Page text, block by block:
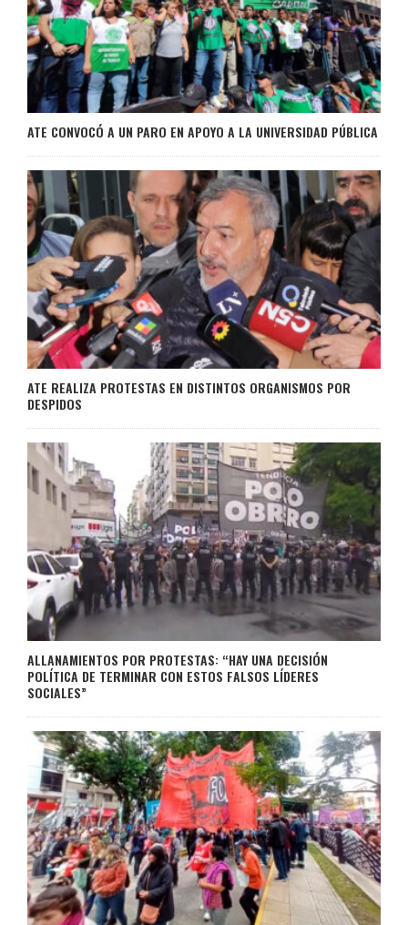
ATE CONVOCÓ A UN PARO EN APOYO A LA UNIVERSIDAD PÚBLICA
ATE REALIZA PROTESTAS EN DISTINTOS ORGANISMOS POR
DESPIDOS
ALLANAMIENTOS POR PROTESTAS: “HAY UNA DECISIÓN
POLÍTICA DE TERMINAR CON ESTOS FALSOS LÍDERES
SOCIALES”